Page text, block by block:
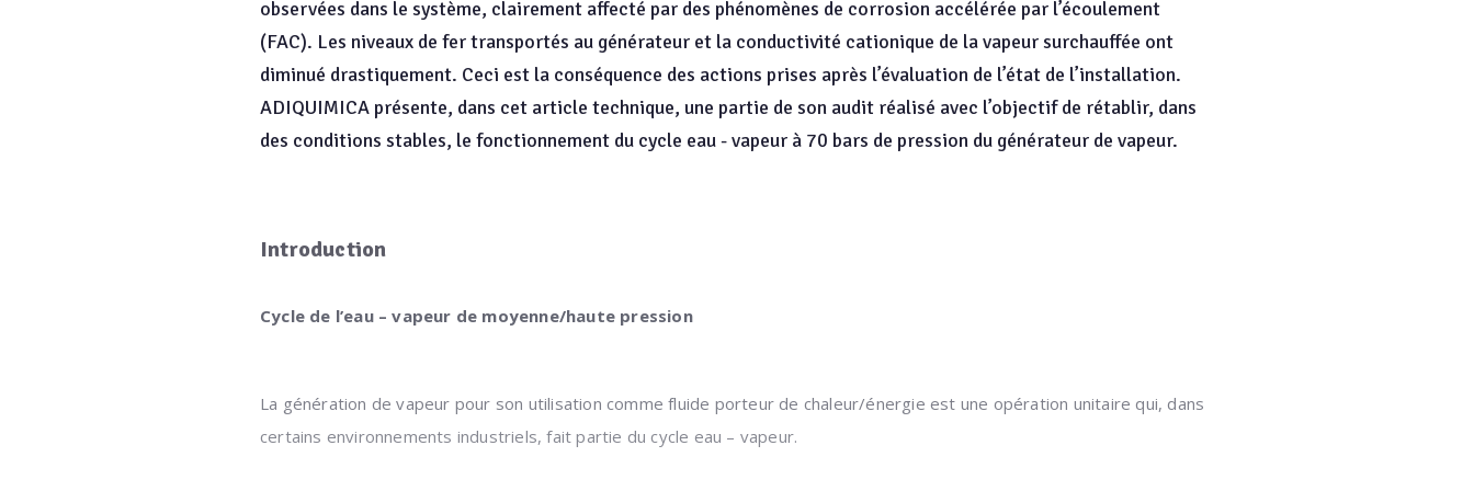
observées dans le système, clairement affecté par des phénomènes de corrosion accélérée par l’écoulement
(FAC). Les niveaux de fer transportés au générateur et la conductivité cationique de la vapeur surchauffée ont
diminué drastiquement. Ceci est la conséquence des actions prises après l’évaluation de l’état de l’installation.
ADIQUIMICA présente, dans cet article technique, une partie de son audit réalisé avec l’objectif de rétablir, dans
des conditions stables, le fonctionnement du cycle eau - vapeur à 70 bars de pression du générateur de vapeur.
Introduction
Cycle de l’eau – vapeur de moyenne/haute pression
La génération de vapeur pour son utilisation comme fluide porteur de chaleur/énergie est une opération unitaire qui, dans
certains environnements industriels, fait partie du cycle eau – vapeur.